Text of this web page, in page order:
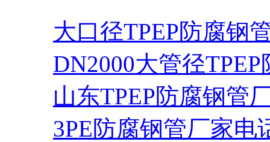
大口径TPEP防腐钢
DN2000大管径
山东TPEP防腐钢管
3PE防腐钢管厂家电